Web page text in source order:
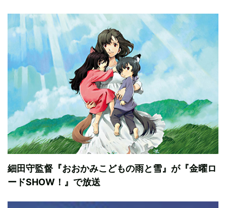
細田守監督『おおかみこどもの雨と雪』が『金曜ロ
ードSHOW！』で放送